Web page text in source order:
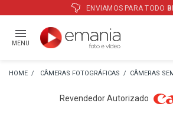
ATÉ12XE PREÇO
MENU
CÂMERAS FOTOGRÁFICAS CÂMERAS
Revendedor Autorizado